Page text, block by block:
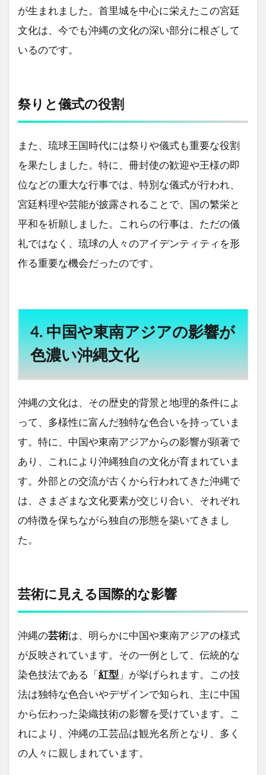
が生まれました。首里城を中心に栄えたこの宮廷
文化は、今でも沖縄の文化の深い部分に根ざして
いるのです。
祭りと儀式の役割
また、琉球王国時代には祭りや儀式も重要な役割
を果たしました。特に、冊封使の歓迎や王様の即
位などの重大な行事では、特別な儀式が行われ、
宮廷料理や芸能が披露されることで、国の繁栄と
平和を祈願しました。これらの行事は、ただの儀
礼ではなく、琉球の人々のアイデンティティを形
作る重要な機会だったのです。
4. 中国や東南アジアの影響が
色濃い沖縄文化
沖縄の文化は、その歴史的背景と地理的条件によ
って、多様性に富んだ独特な色合いを持っていま
す。特に、中国や東南アジアからの影響が顕著で
あり、これにより沖縄独自の文化が育まれていま
す。外部との交流が古くから行われてきた沖縄で
は、さまざまな文化要素が交じり合い、それぞれ
の特徴を保ちながら独自の形態を築いてきまし
た。
芸術に見える国際的な影響
沖縄の芸術は、明らかに中国や東南アジアの様式
が反映されています。その一例として、伝統的な
染色技法である「 紅型 」が挙げられます。この技
法は独特な色合いやデザインで知られ、主に中国
から伝わった染織技術の影響を受けています。こ
れにより、沖縄の工芸品は観光名所となり、多く
の人々に親しまれています。